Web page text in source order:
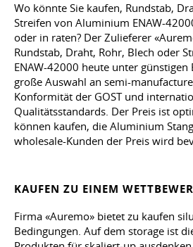
Wo könnte Sie kaufen, Rundstab,
Streifen von Aluminium ENAW-
oder in raten? Der Zulieferer
Rundstab, Draht, Rohr, Blech oder
ENAW-42000 heute unter günstigen
große Auswahl an semi-
Konformität der GOST und
Qualitätsstandards. Der Preis ist
können kaufen, die Aluminium
wholesale-Kunden der Preis wird
KAUFEN ZU EINEM
Firma «Auremo» bietet zu kaufen
Bedingungen. Auf dem storage ist